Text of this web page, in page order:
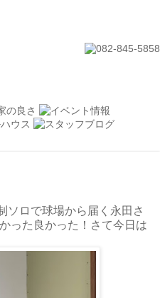
ソロで球場から届く永田さ
った良かった！さて今日は